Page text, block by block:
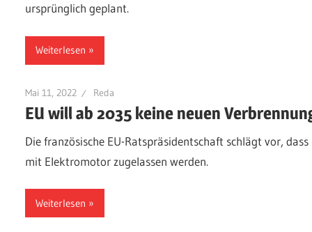
ursprünglich geplant.
Weiterlesen
Mai 11, 2022 Reda
EU will ab 2035 keine neuen
Die französische EU-Ratspräsidentschaft schlägt vor,
mit Elektromotor zugelassen werden.
Weiterlesen